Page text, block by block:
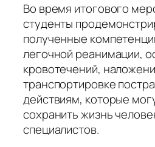
Во время итогового
студенты
полученные
легочной реанимации,
кровотечений,
транспортировке
действиям, которые
сохранить жизнь
специалистов.